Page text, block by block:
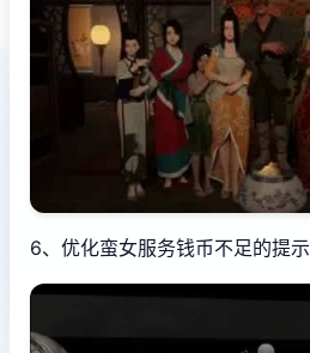
6、优化蛮女服务钱币不足的提示